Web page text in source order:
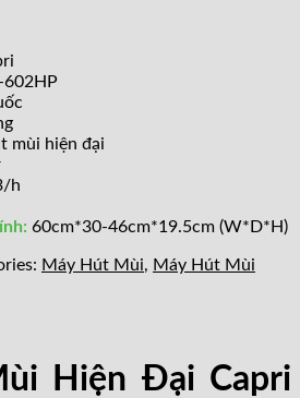
602HP
mùi hiện đại
h
60cm*30-46cm*19.5cm (W*D*H)
Máy Hút Mùi, Máy Hút Mùi
Hiện Đại Capri